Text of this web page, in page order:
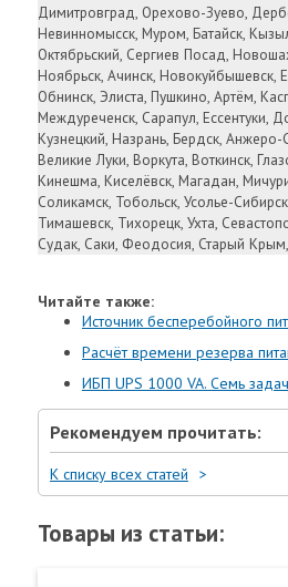
Димитровград, Орехово-Зуево,
Невинномысск, Муром, Батайск,
Октябрьский, Сергиев Посад,
Ноябрьск, Ачинск, Новокуйбышевск,
Обнинск, Элиста, Пушкино, Артём,
Междуреченск, Сарапул, Ессентуки,
Кузнецкий, Назрань, Бердск,
Великие Луки, Воркута, Воткинск,
Кинешма, Киселёвск, Магадан,
Соликамск, Тобольск, Усолье-
Тимашевск, Тихорецк, Ухта,
Судак, Саки, Феодосия, Старый
Читайте также:
Источник бесперебойного
Расчёт времени резерва
ИБП UPS 1000 VA. Семь
Рекомендуем прочитать:
К списку всех статей
Товары из статьи: